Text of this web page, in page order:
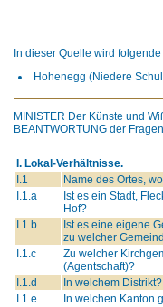
In dieser Quelle wird
Hohenegg (Niedere
MINISTER Der Künste und
BEANTWORTUNG der
I. Lokal-Verhältnisse.
I.1
Name des Ortes,
I.1.a
Ist es ein Stadt,
Hof?
I.1.b
Ist es eine eigene
zu welcher
I.1.c
Zu welcher
(Agentschaft)?
I.1.d
In welchem Distrikt?
I.1.e
In welchen Kanton